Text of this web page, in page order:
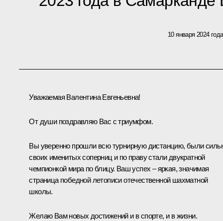
10 января 2024 года
Уважаемая Валентина Евгеньевна!
От души поздравляю Вас с триумфом.
Вы уверенно прошли всю турнирную дистанцию, были
своих именитых соперниц и по праву стали двукратной
чемпионкой мира по блицу. Ваш успех – яркая, значимая
страница победной летописи отечественной шахматной
школы.
Желаю Вам новых достижений и в спорте, и в жизни.